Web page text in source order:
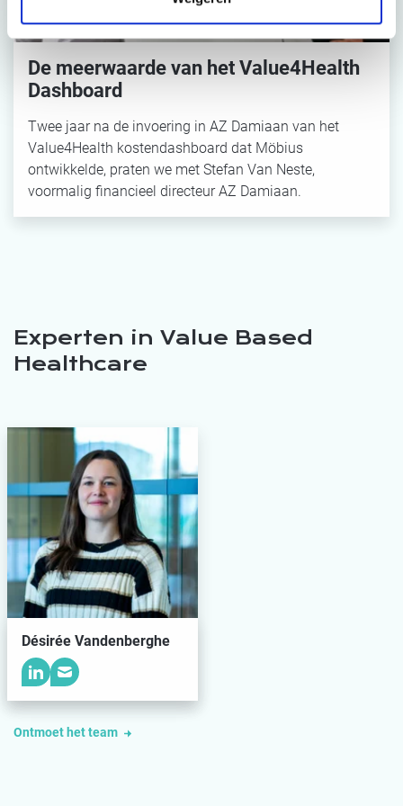
De meerwaarde van het Value4Health
Dashboard
Twee jaar na de invoering in AZ Damiaan van het
Value4Health kostendashboard dat Möbius
ontwikkelde, praten we met Stefan Van Neste,
voormalig financieel directeur AZ Damiaan.
Experten in Value Based
Healthcare
Désirée Vandenberghe
Ontmoet het team